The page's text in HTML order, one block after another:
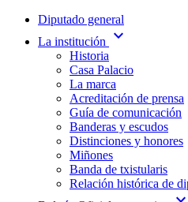
Diputado general
La institución
expand_more
Historia
Casa Palacio
La marca
Acreditación de prensa
Guía de comunicación
Banderas y escudos
Distinciones y honores
Miñones
Banda de txistularis
Relación histórica de